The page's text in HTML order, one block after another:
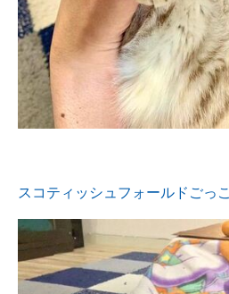
スコティッシュフォールドごっこ